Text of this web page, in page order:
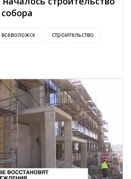
всеволожск строительство